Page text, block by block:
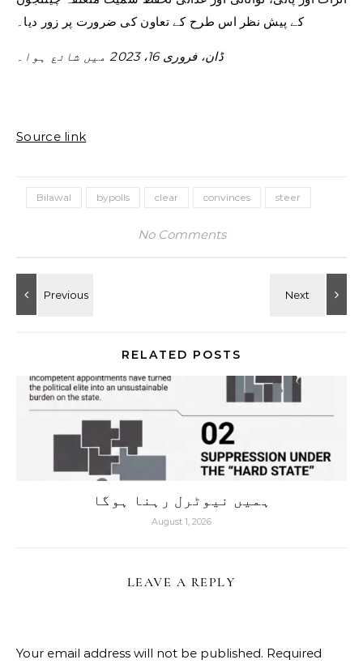
کے پیش نظر اس طرح کے تعاون کی ضرورت پر زور دیا۔
ڈان، فروری 16، 2023 میں شائع ہوا۔
Source link
Bilawal bypolls clear convinces steer
No Comments
RELATED POSTS
ہمیں نیوٹرل رہنا ہوگا
August 1, 2026
LEAVE A REPLY
Your email address will not be published. Required